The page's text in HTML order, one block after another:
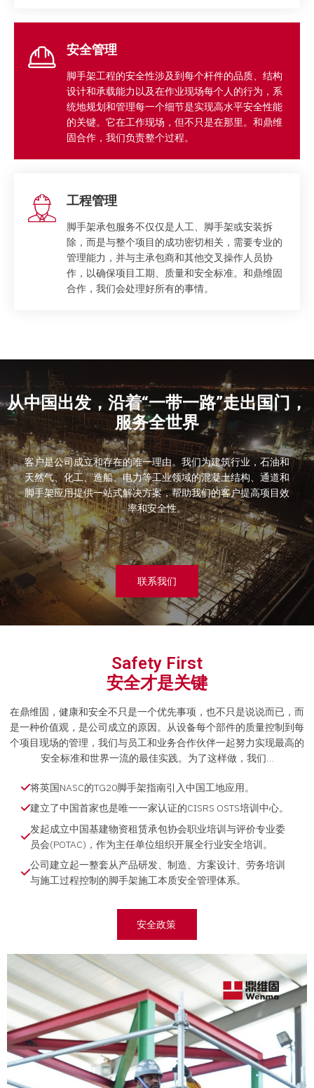
安全管理
脚手架工程的安全性涉及到每个杆件的品质、结构
设计和承载能力以及在作业现场每个人的行为，系
统地规划和管理每一个细节是实现高水平安全性能
的关键。它在工作现场，但不只是在那里。和鼎维
固合作，我们负责整个过程。
工程管理
脚手架承包服务不仅仅是人工、脚手架或安装拆
除，而是与整个项目的成功密切相关，需要专业的
管理能力，并与主承包商和其他交叉操作人员协
作，以确保项目工期、质量和安全标准。和鼎维固
合作，我们会处理好所有的事情。
从中国出发，沿着“一带一路”走出国门，
服务全世界
客户是公司成立和存在的唯一理由。我们为建筑行业，石油和
天然气、化工、造船、电力等工业领域的混凝土结构、通道和
脚手架应用提供一站式解决方案，帮助我们的客户提高项目效
率和安全性。
联系我们
Safety First
安全才是关键
在鼎维固，健康和安全不只是一个优先事项，也不只是说说而已，而
是一种价值观，是公司成立的原因。从设备每个部件的质量控制到每
个项目现场的管理，我们与员工和业务合作伙伴一起努力实现最高的
安全标准和世界一流的最佳实践。为了这样做，我们…
将英国NASC的TG20脚手架指南引入中国工地应用。
建立了中国首家也是唯一一家认证的CISRS OSTS培训中心。
发起成立中国基建物资租赁承包协会职业培训与评价专业委
员会(POTAC)，作为主任单位组织开展全行业安全培训。
公司建立起一整套从产品研发、制造、方案设计、劳务培训
与施工过程控制的脚手架施工本质安全管理体系。
安全政策